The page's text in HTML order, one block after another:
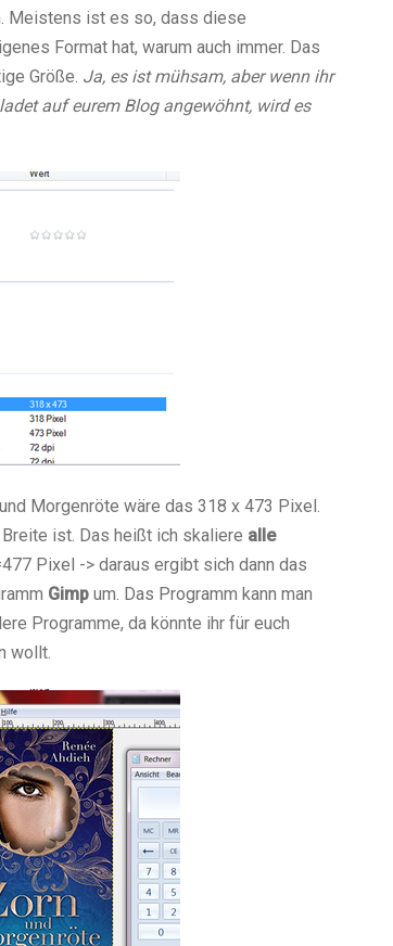
Meistens ist es so, dass diese
Format hat, warum auch immer. Das
Größe. Ja, es ist mühsam, aber wenn ihr
auf eurem Blog angewöhnt, wird es
Morgenröte wäre das 318 x 473 Pixel.
ist. Das heißt ich skaliere alle
Pixel -> daraus ergibt sich dann das
Gimp um. Das Programm kann man
Programme, da könnte ihr für euch
wollt.